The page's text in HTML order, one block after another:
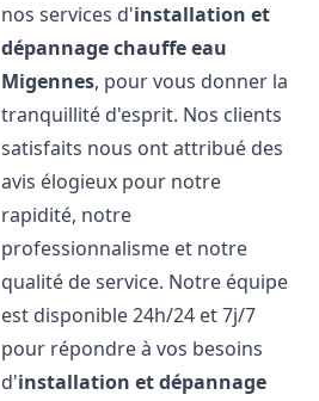
nos services d'installation et
dépannage chauffe eau
Migennes, pour vous donner la
tranquillité d'esprit. Nos clients
satisfaits nous ont attribué des
avis élogieux pour notre
rapidité, notre
professionnalisme et notre
qualité de service. Notre équipe
est disponible 24h/24 et 7j/7
pour répondre à vos besoins
d'installation et dépannage